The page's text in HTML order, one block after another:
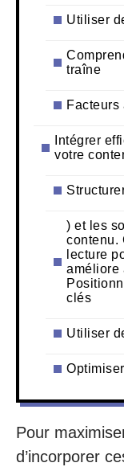
Utiliser
traîne
Facteurs
Intégrer
votre
) et les
contenu.
lecture
améliore
clés
Utiliser
Pour
d’incorporer